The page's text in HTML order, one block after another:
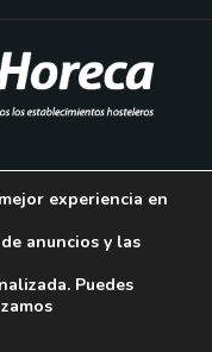
experiencia en
anuncios y las
Puedes